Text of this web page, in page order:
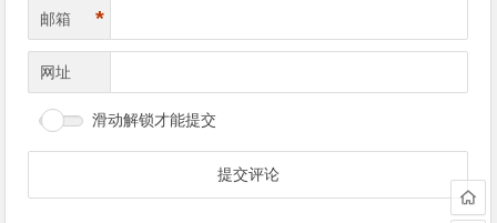
邮箱 *
网址
滑动解锁才能提交